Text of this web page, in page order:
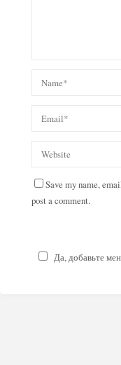
Save my name,
post a comment.
Да, добавьте